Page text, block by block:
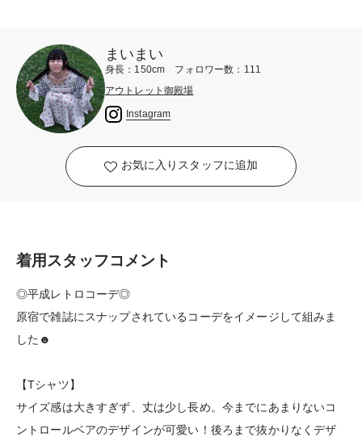
まいまい
身長：150cm フォロワー数：111
アウトレット御殿場
Instagram
お気に入りスタッフに追加
着用スタッフコメント
◎平成レトロコーデ◎
原宿で雑誌にスナップされているコーデをイメージして組みま
した☻
【Tシャツ】
サイズ感は大きすぎず、丈は少し長め。今までにあまりないコ
ントロールベアのデザインが可愛い！後ろまで抜かりなくデザ